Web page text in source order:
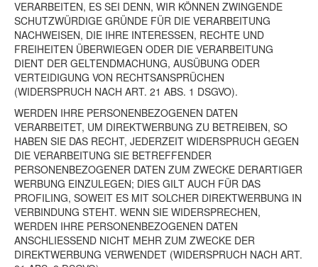
VERARBEITEN, ES SEI DENN, WIR KÖNNEN ZWINGENDE
SCHUTZWÜRDIGE GRÜNDE FÜR DIE VERARBEITUNG
NACHWEISEN, DIE IHRE INTERESSEN, RECHTE UND
FREIHEITEN ÜBERWIEGEN ODER DIE VERARBEITUNG
DIENT DER GELTENDMACHUNG, AUSÜBUNG ODER
VERTEIDIGUNG VON RECHTSANSPRÜCHEN
(WIDERSPRUCH NACH ART. 21 ABS. 1 DSGVO).
WERDEN IHRE PERSONENBEZOGENEN DATEN
VERARBEITET, UM DIREKTWERBUNG ZU BETREIBEN, SO
HABEN SIE DAS RECHT, JEDERZEIT WIDERSPRUCH GEGEN
DIE VERARBEITUNG SIE BETREFFENDER
PERSONENBEZOGENER DATEN ZUM ZWECKE DERARTIGER
WERBUNG EINZULEGEN; DIES GILT AUCH FÜR DAS
PROFILING, SOWEIT ES MIT SOLCHER DIREKTWERBUNG IN
VERBINDUNG STEHT. WENN SIE WIDERSPRECHEN,
WERDEN IHRE PERSONENBEZOGENEN DATEN
ANSCHLIESSEND NICHT MEHR ZUM ZWECKE DER
DIREKTWERBUNG VERWENDET (WIDERSPRUCH NACH ART.